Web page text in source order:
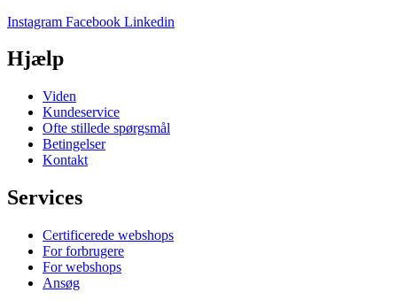
Instagram Facebook Linkedin
Hjælp
Viden
Kundeservice
Ofte stillede spørgsmål
Betingelser
Kontakt
Services
Certificerede webshops
For forbrugere
For webshops
Ansøg